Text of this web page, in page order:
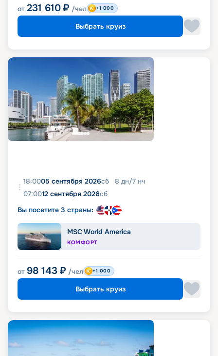
от 231 610 ₽ /чел +1 000
Выбрать круиз
18:0005 сентября 2026сб 8 дн/7 нч
07:0012 сентября 2026сб
Вы посетите 3 страны:
MSC World America
КОМФОРТ
от 98 143 ₽ /чел +1 000
Выбрать круиз